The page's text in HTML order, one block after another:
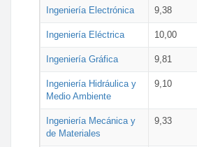
Ingeniería Electrónica 9,38
Ingeniería Eléctrica 10,00
Ingeniería Gráfica 9,81
Ingeniería Hidráulica y
Medio Ambiente
9,10
Ingeniería Mecánica y
de Materiales
9,33